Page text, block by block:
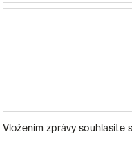
Vložením zprávy souhlasíte